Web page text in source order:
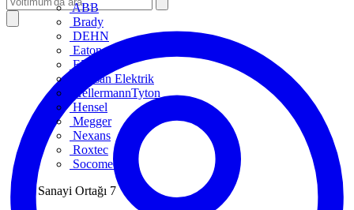
ABB
Brady
DEHN
Eaton
ENTES
Günsan Elektrik
HellermannTyton
Hensel
Megger
Nexans
Roxtec
Socomec
Sanayi Ortağı 7